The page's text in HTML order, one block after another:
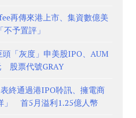
再傳來港上市、集資數億美
予置評」
頭「灰度」申美股IPO、AUM
股票代號GRAY
終通過港IPO聆訊、擁電商
」 首5月溢利1.25億人幣